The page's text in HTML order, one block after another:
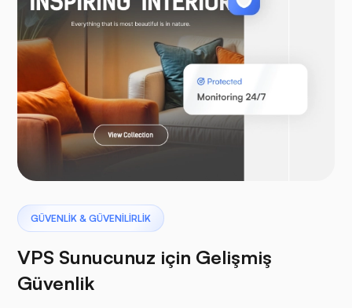
Laravel
Pterodaktil
GÜVENLİK & GÜVENİLİRLİK
VPS Sunucunuz için Gelişmiş
Güvenlik